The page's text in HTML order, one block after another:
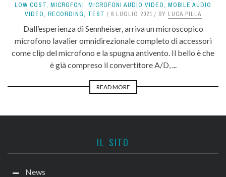
LOW COST, MICROFONI, MICROFONI AUDIO VIDEO, MOBILE AUDIO
VIDEO, RECORDING, TEST 6 LUGLIO 2021 BY LUCA PILLA
Dall’esperienza di Sennheiser, arriva un microscopico
microfono lavalier omnidirezionale completo di accessori
come clip del microfono e la spugna antivento. Il bello è che
è già compreso il convertitore A/D, ...
READ MORE
IL SITO
News